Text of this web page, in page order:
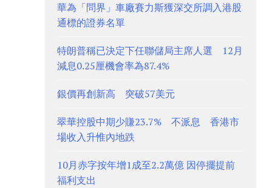
華為「問界」車廠賽力斯獲深交所調入港股
通標的證券名單
特朗普稱已決定下任聯儲局主席人選 12月
減息0.25厘機會率為87.4%
銀價再創新高 突破57美元
翠華控股中期少賺23.7% 不派息 香港市
場收入升惟內地跌
10月赤字按年增1成至2.2萬億 因停擺提前
福利支出